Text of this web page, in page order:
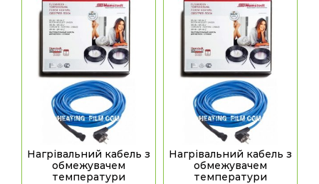
Нагрівальний кабель з
обмежувачем
температури
Нагрівальний кабель з
обмежувачем
температури